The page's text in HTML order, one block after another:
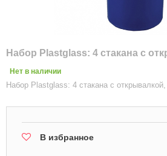
Набор Plastglass: 4 стакана с
Нет в наличии
Набор Plastglass: 4 стакана с
В избранное